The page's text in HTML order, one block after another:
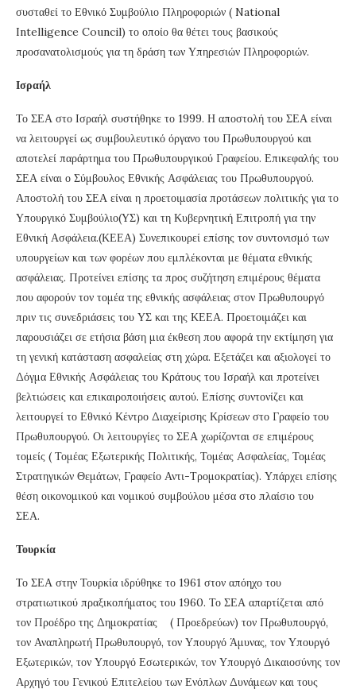
συσταθεί το Εθνικό Συμβούλιο Πληροφοριών ( National
Intelligence Council) το οποίο θα θέτει τους βασικούς
προσανατολισμούς για τη δράση των Υπηρεσιών Πληροφοριών.
Ισραήλ
Το ΣΕΑ στο Ισραήλ συστήθηκε το 1999. Η αποστολή του ΣΕΑ είναι
να λειτουργεί ως συμβουλευτικό όργανο του Πρωθυπουργού και
αποτελεί παράρτημα του Πρωθυπουργικού Γραφείου. Επικεφαλής του
ΣΕΑ είναι ο Σύμβουλος Εθνικής Ασφάλειας του Πρωθυπουργού.
Αποστολή του ΣΕΑ είναι η προετοιμασία προτάσεων πολιτικής για το
Υπουργικό Συμβούλιο(ΥΣ) και τη Κυβερνητική Επιτροπή για την
Εθνική Ασφάλεια.(ΚΕΕΑ) Συνεπικουρεί επίσης τον συντονισμό των
υπουργείων και των φορέων που εμπλέκονται με θέματα εθνικής
ασφάλειας. Προτείνει επίσης τα προς συζήτηση επιμέρους θέματα
που αφορούν τον τομέα της εθνικής ασφάλειας στον Πρωθυπουργό
πριν τις συνεδριάσεις του ΥΣ και της ΚΕΕΑ. Προετοιμάζει και
παρουσιάζει σε ετήσια βάση μια έκθεση που αφορά την εκτίμηση για
τη γενική κατάσταση ασφαλείας στη χώρα. Εξετάζει και αξιολογεί το
Δόγμα Εθνικής Ασφάλειας του Κράτους του Ισραήλ και προτείνει
βελτιώσεις και επικαιροποιήσεις αυτού. Επίσης συντονίζει και
λειτουργεί το Εθνικό Κέντρο Διαχείρισης Κρίσεων στο Γραφείο του
Πρωθυπουργού. Οι λειτουργίες το ΣΕΑ χωρίζονται σε επιμέρους
τομείς ( Τομέας Εξωτερικής Πολιτικής, Τομέας Ασφαλείας, Τομέας
Στρατηγικών Θεμάτων, Γραφείο Αντι-Τρομοκρατίας). Υπάρχει επίσης
θέση οικονομικού και νομικού συμβούλου μέσα στο πλαίσιο του
ΣΕΑ.
Τουρκία
Το ΣΕΑ στην Τουρκία ιδρύθηκε το 1961 στον απόηχο του
στρατιωτικού πραξικοπήματος του 1960. Το ΣΕΑ απαρτίζεται από
τον Προέδρο της Δημοκρατίας ( Προεδρεύων) τον Πρωθυπουργό,
τον Αναπληρωτή Πρωθυπουργό, τον Υπουργό Άμυνας, τον Υπουργό
Εξωτερικών, τον Υπουργό Εσωτερικών, τον Υπουργό Δικαιοσύνης τον
Αρχηγό του Γενικού Επιτελείου των Ενόπλων Δυνάμεων και τους